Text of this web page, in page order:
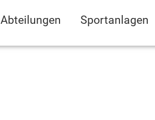
Abteilungen Sportanlagen